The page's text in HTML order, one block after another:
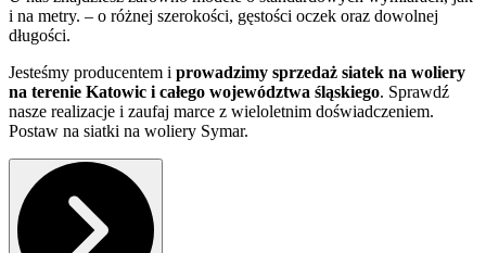
i na metry. – o różnej szerokości, gęstości oczek oraz dowolnej
długości.
Jesteśmy producentem i prowadzimy sprzedaż siatek na woliery
na terenie Katowic i całego województwa śląskiego. Sprawdź
nasze realizacje i zaufaj marce z wieloletnim doświadczeniem.
Postaw na siatki na woliery Symar.